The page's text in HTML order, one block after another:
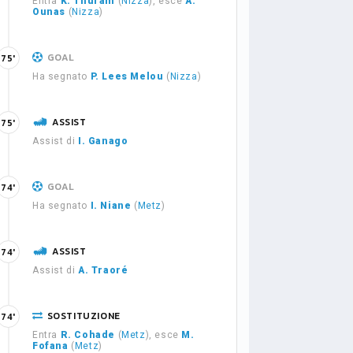
Ounas ( Nizza)
GOAL
Ha segnato P. Lees Melou ( Nizza)
75'
ASSIST
Assist di I. Ganago
75'
GOAL
Ha segnato I. Niane ( Metz)
74'
ASSIST
Assist di A. Traoré
74'
SOSTITUZIONE
Entra R. Cohade ( Metz), esce M.
Fofana ( Metz)
74'